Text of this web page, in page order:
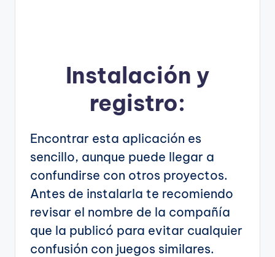
Instalación y
registro:
Encontrar esta aplicación es
sencillo, aunque puede llegar a
confundirse con otros proyectos.
Antes de instalarla te recomiendo
revisar el nombre de la compañía
que la publicó para evitar cualquier
confusión con juegos similares.